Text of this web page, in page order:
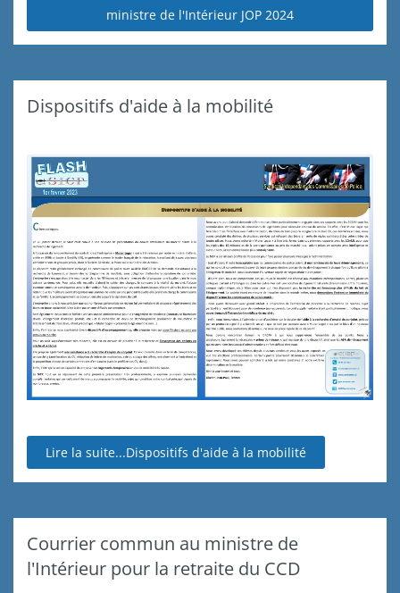
ministre de l'Intérieur JOP 2024
Dispositifs d'aide à la mobilité
Lire la suite...Dispositifs d'aide à la mobilité
Courrier commun au ministre de
l'Intérieur pour la retraite du CCD